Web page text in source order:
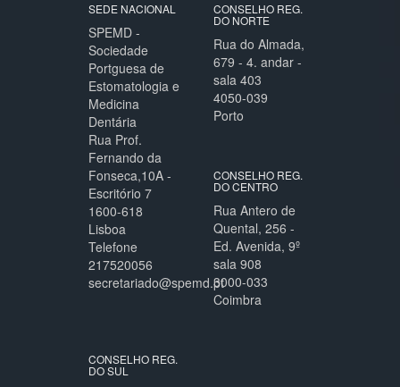
SEDE NACIONAL
SPEMD -
Sociedade
Portguesa de
Estomatologia e
Medicina
Dentária
Rua Prof.
Fernando da
Fonseca,10A -
Escritório 7
1600-618
Lisboa
Telefone
217520056
secretariado@spemd.pt
CONSELHO REG.
DO NORTE
Rua do Almada,
679 - 4. andar -
sala 403
4050-039
Porto
CONSELHO REG.
DO CENTRO
Rua Antero de
Quental, 256 -
Ed. Avenida, 9º
sala 908
3000-033
Coimbra
CONSELHO REG.
DO SUL